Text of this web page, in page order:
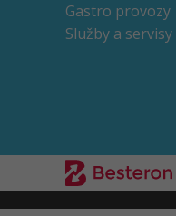
Gastro provozy
Služby a servisy